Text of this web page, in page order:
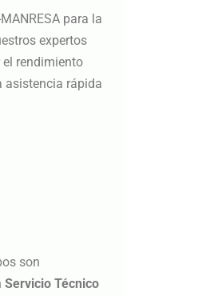
para la
expertos
rendimiento
asistencia rápida
son
Servicio Técnico